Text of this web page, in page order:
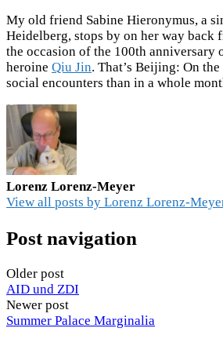
My old friend Sabine Hieronymus, a
Heidelberg, stops by on her way back
the occasion of the 100th anniversary
heroine Qiu Jin. That’s Beijing: On
social encounters than in a whole
Lorenz Lorenz-Meyer
View all posts by Lorenz Lorenz-
Post navigation
Older post
AID und ZDI
Newer post
Summer Palace Marginalia